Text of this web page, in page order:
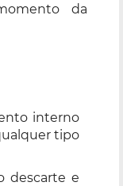
da
interno
tipo
descarte e